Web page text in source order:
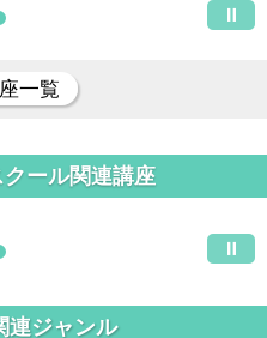
一覧
ール関連講座
連ジャンル